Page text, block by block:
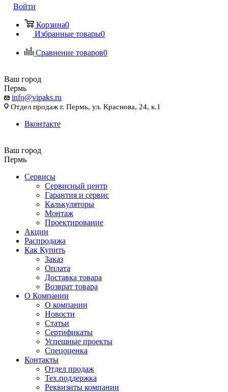
Войти
Корзина0
Избранные товары0
Сравнение товаров0
Ваш город
Пермь
info@vipaks.ru
Отдел продаж г. Пермь, ул. Краснова, 24, к.1
Вконтакте
Ваш город
Пермь
Сервисы
Сервисный центр
Гарантия и сервис
Калькуляторы
Монтаж
Проектирование
Акции
Распродажа
Как Купить
Заказ
Оплата
Доставка товара
Возврат товара
О Компании
О компании
Новости
Статьи
Сертификаты
Успешные проекты
Спецоценка
Контакты
Отдел продаж
Тех.поддержка
Реквизиты компании